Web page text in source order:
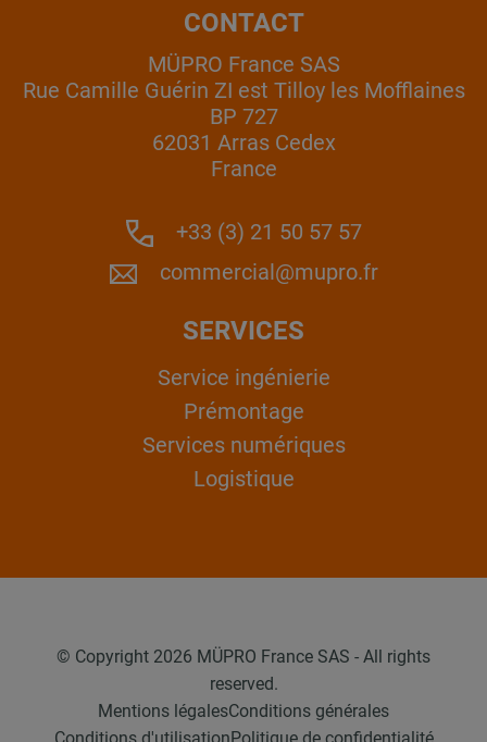
CONTACT
MÜPRO France SAS
Rue Camille Guérin ZI est Tilloy les Mofflaines
BP 727
62031 Arras Cedex
France
+33 (3) 21 50 57 57
commercial@mupro.fr
SERVICES
Service ingénierie
Prémontage
Services numériques
Logistique
© Copyright 2026 MÜPRO France SAS - All rights
reserved.
Mentions légalesConditions générales